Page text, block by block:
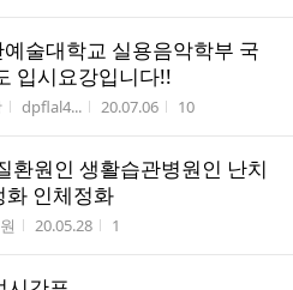
술대학교 실용음악학부 국
입시요강입니다!!
작성자
dpflal4... 작성시간
20.07.06 조회수
10
환원인 생활습관병원인 난치
화 인체정화
작성시간
20.05.28 조회수
1